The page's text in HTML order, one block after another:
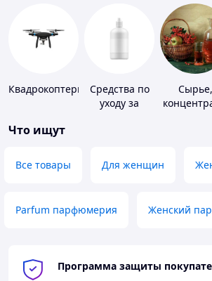
Квадрокоптеры
Средства по
уходу за
Сырье,
Что ищут
Все товары Для женщин
Parfum парфюмерия Женский
Программа защиты